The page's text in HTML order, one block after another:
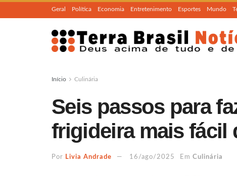
Geral Política Economia Entretenimento Esportes Mundo
Início Culinária
Seis passos para
frigideira mais fácil
Por Livia Andrade 16/ago/2025 Em Culinária